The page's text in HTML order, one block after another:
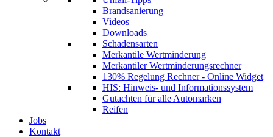
Brandsanierung
Videos
Downloads
Schadensarten
Merkantile Wertminderung
Merkantiler Wertminderungsrechner
130% Regelung Rechner - Online Widget
HIS: Hinweis- und Informationssystem
Gutachten für alle Automarken
Reifen
Jobs
Kontakt